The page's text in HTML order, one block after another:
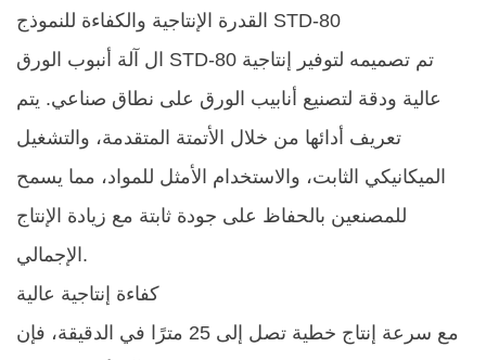
القدرة الإنتاجية والكفاءة للنموذج STD-80
ال آلة أنبوب الورق STD-80 تم تصميمه لتوفير إنتاجية
عالية ودقة لتصنيع أنابيب الورق على نطاق صناعي. يتم
تعريف أدائها من خلال الأتمتة المتقدمة، والتشغيل
الميكانيكي الثابت، والاستخدام الأمثل للمواد، مما يسمح
للمصنعين بالحفاظ على جودة ثابتة مع زيادة الإنتاج
الإجمالي.
كفاءة إنتاجية عالية
مع سرعة إنتاج خطية تصل إلى 25 مترًا في الدقيقة، فإن